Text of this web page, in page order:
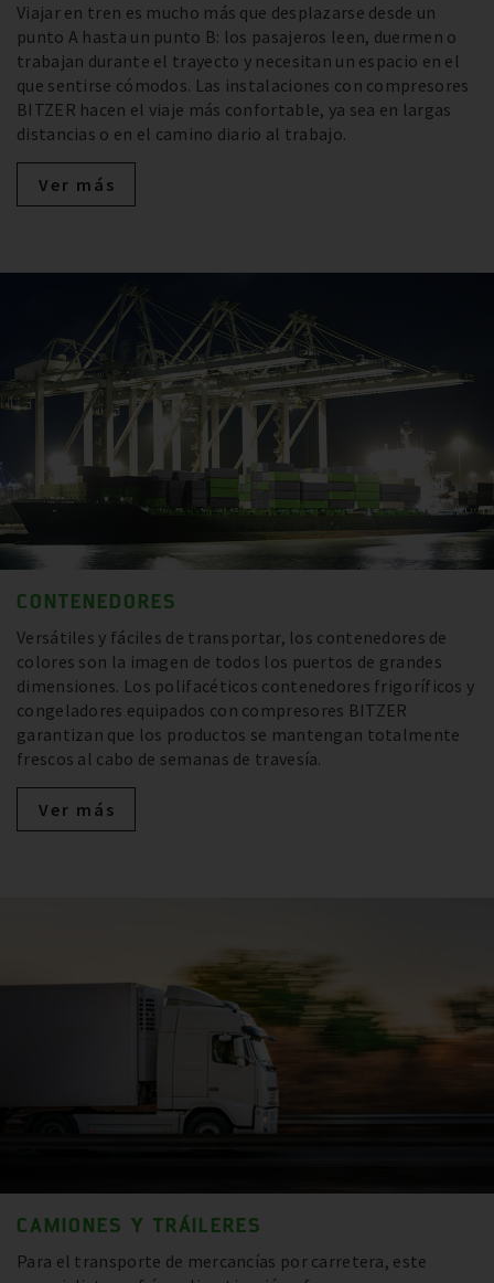
Viajar en tren es mucho más que desplazarse desde un
punto A hasta un punto B: los pasajeros leen, duermen o
trabajan durante el trayecto y necesitan un espacio en el
que sentirse cómodos. Las instalaciones con compresores
BITZER hacen el viaje más confortable, ya sea en largas
distancias o en el camino diario al trabajo.
Ver más
CONTENEDORES
Versátiles y fáciles de transportar, los contenedores de
colores son la imagen de todos los puertos de grandes
dimensiones. Los polifacéticos contenedores frigoríficos y
congeladores equipados con compresores BITZER
garantizan que los productos se mantengan totalmente
frescos al cabo de semanas de travesía.
Ver más
CAMIONES Y TRÁILERES
Para el transporte de mercancías por carretera, este